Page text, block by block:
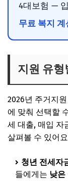
4대보험 —
무료 복지
지원 유형
2026년 주거지
에 맞춰 선택할
세 대출, 매입 자
살펴볼 수 있어
청년 전세자
들에게는 낮은